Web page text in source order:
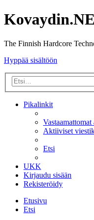
The Finnish Hardcore
Hyppää sisältöön
Pikalinkit
Vastaamattomat
Aktiiviset
Etsi
UKK
Kirjaudu sisään
Rekisteröidy
Etusivu
Etsi